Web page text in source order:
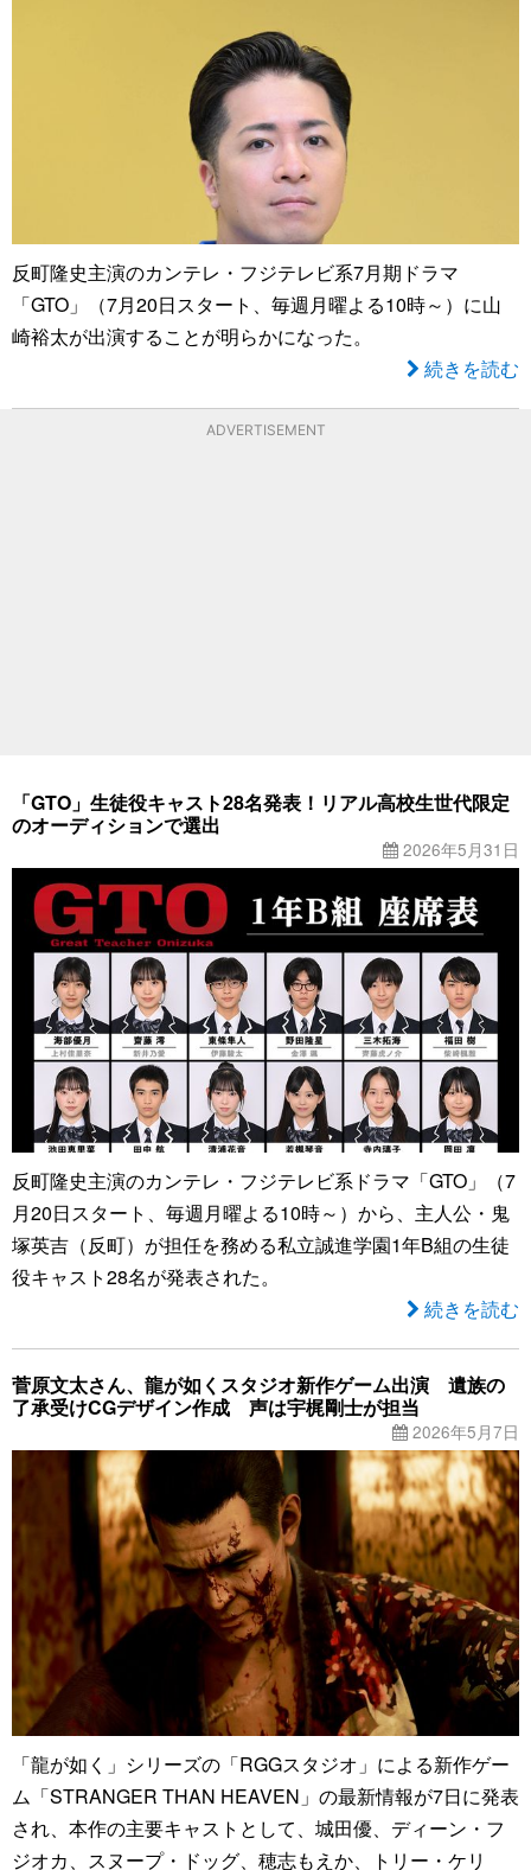
反町隆史主演のカンテレ・フジテレビ系7月期ドラマ
「GTO」（7月20日スタート、毎週月曜よる10時～）に山
崎裕太が出演することが明らかになった。
続きを読む
ADVERTISEMENT
「GTO」生徒役キャスト28名発表！リアル高校生世代限定
のオーディションで選出
2026年5月31日
反町隆史主演のカンテレ・フジテレビ系ドラマ「GTO」（7
月20日スタート、毎週月曜よる10時～）から、主人公・鬼
塚英吉（反町）が担任を務める私立誠進学園1年B組の生徒
役キャスト28名が発表された。
続きを読む
菅原文太さん、龍が如くスタジオ新作ゲーム出演 遺族の
了承受けCGデザイン作成 声は宇梶剛士が担当
2026年5月7日
「龍が如く」シリーズの「RGGスタジオ」による新作ゲー
ム「STRANGER THAN HEAVEN」の最新情報が7日に発表
され、本作の主要キャストとして、城田優、ディーン・フ
ジオカ、スヌープ・ドッグ、穂志もえか、トリー・ケリ